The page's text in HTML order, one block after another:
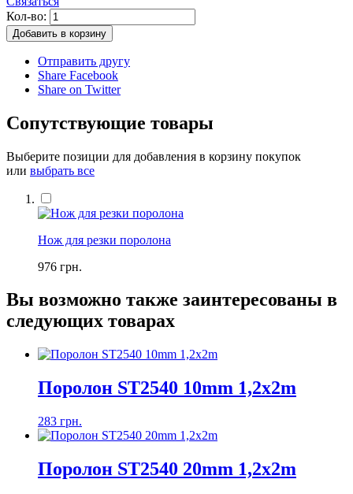
Кол-во:
Добавить в корзину
Отправить другу
Share Facebook
Share on Twitter
Сопутствующие товары
Выберите позиции для добавления в корзину покупок
или выбрать все
Нож для резки поролона
976 грн.
Вы возможно также заинтересованы в
следующих товарах
Поролон ST2540 10mm 1,2x2m
283 грн.
Поролон ST2540 20mm 1,2х2m